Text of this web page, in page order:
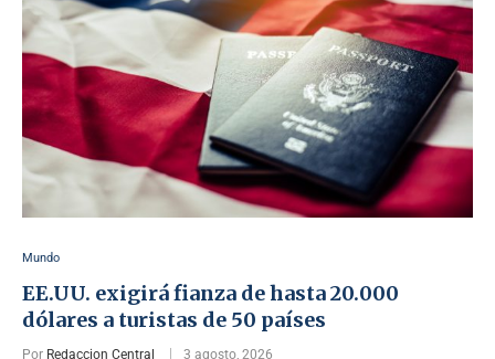
Mundo
EE.UU. exigirá fianza de hasta 20.000
dólares a turistas de 50 países
Por Redaccion Central 3 agosto, 2026